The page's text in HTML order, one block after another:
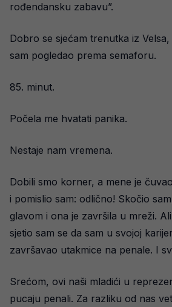
rođendansku zabavu”.
Dobro se sjećam trenutka iz
sam pogledao prema semaforu.
85. minut.
Počela me hvatati panika.
Nestaje nam vremena.
Dobili smo korner, a mene je
i pomislio sam: odlično! Skočio
glavom i ona je završila u mreži.
sjetio sam se da sam u svojoj
završavao utakmice na penale. I
Srećom, ovi naši mladići u
pucaju penali. Za razliku od nas